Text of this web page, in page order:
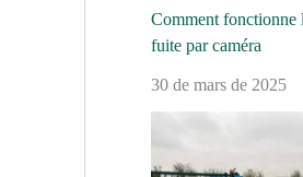
Comment fonctionne
fuite par caméra
30 de mars de 2025